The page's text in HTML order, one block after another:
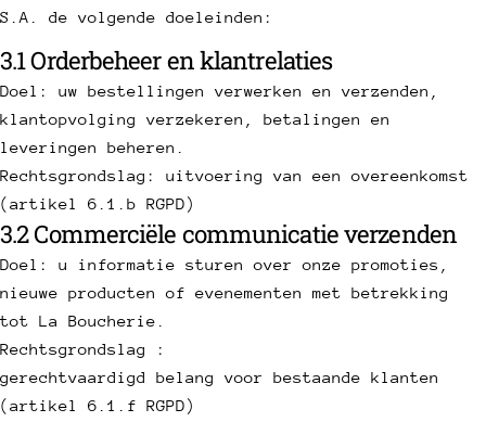
S.A. de volgende doeleinden:
3.1 Orderbeheer en klantrelaties
Doel: uw bestellingen verwerken en verzenden,
klantopvolging verzekeren, betalingen en
leveringen beheren.
Rechtsgrondslag: uitvoering van een overeenkomst
(artikel 6.1.b RGPD)
3.2 Commerciële communicatie verzenden
Doel: u informatie sturen over onze promoties,
nieuwe producten of evenementen met betrekking
tot La Boucherie.
Rechtsgrondslag :
gerechtvaardigd belang voor bestaande klanten
(artikel 6.1.f RGPD)